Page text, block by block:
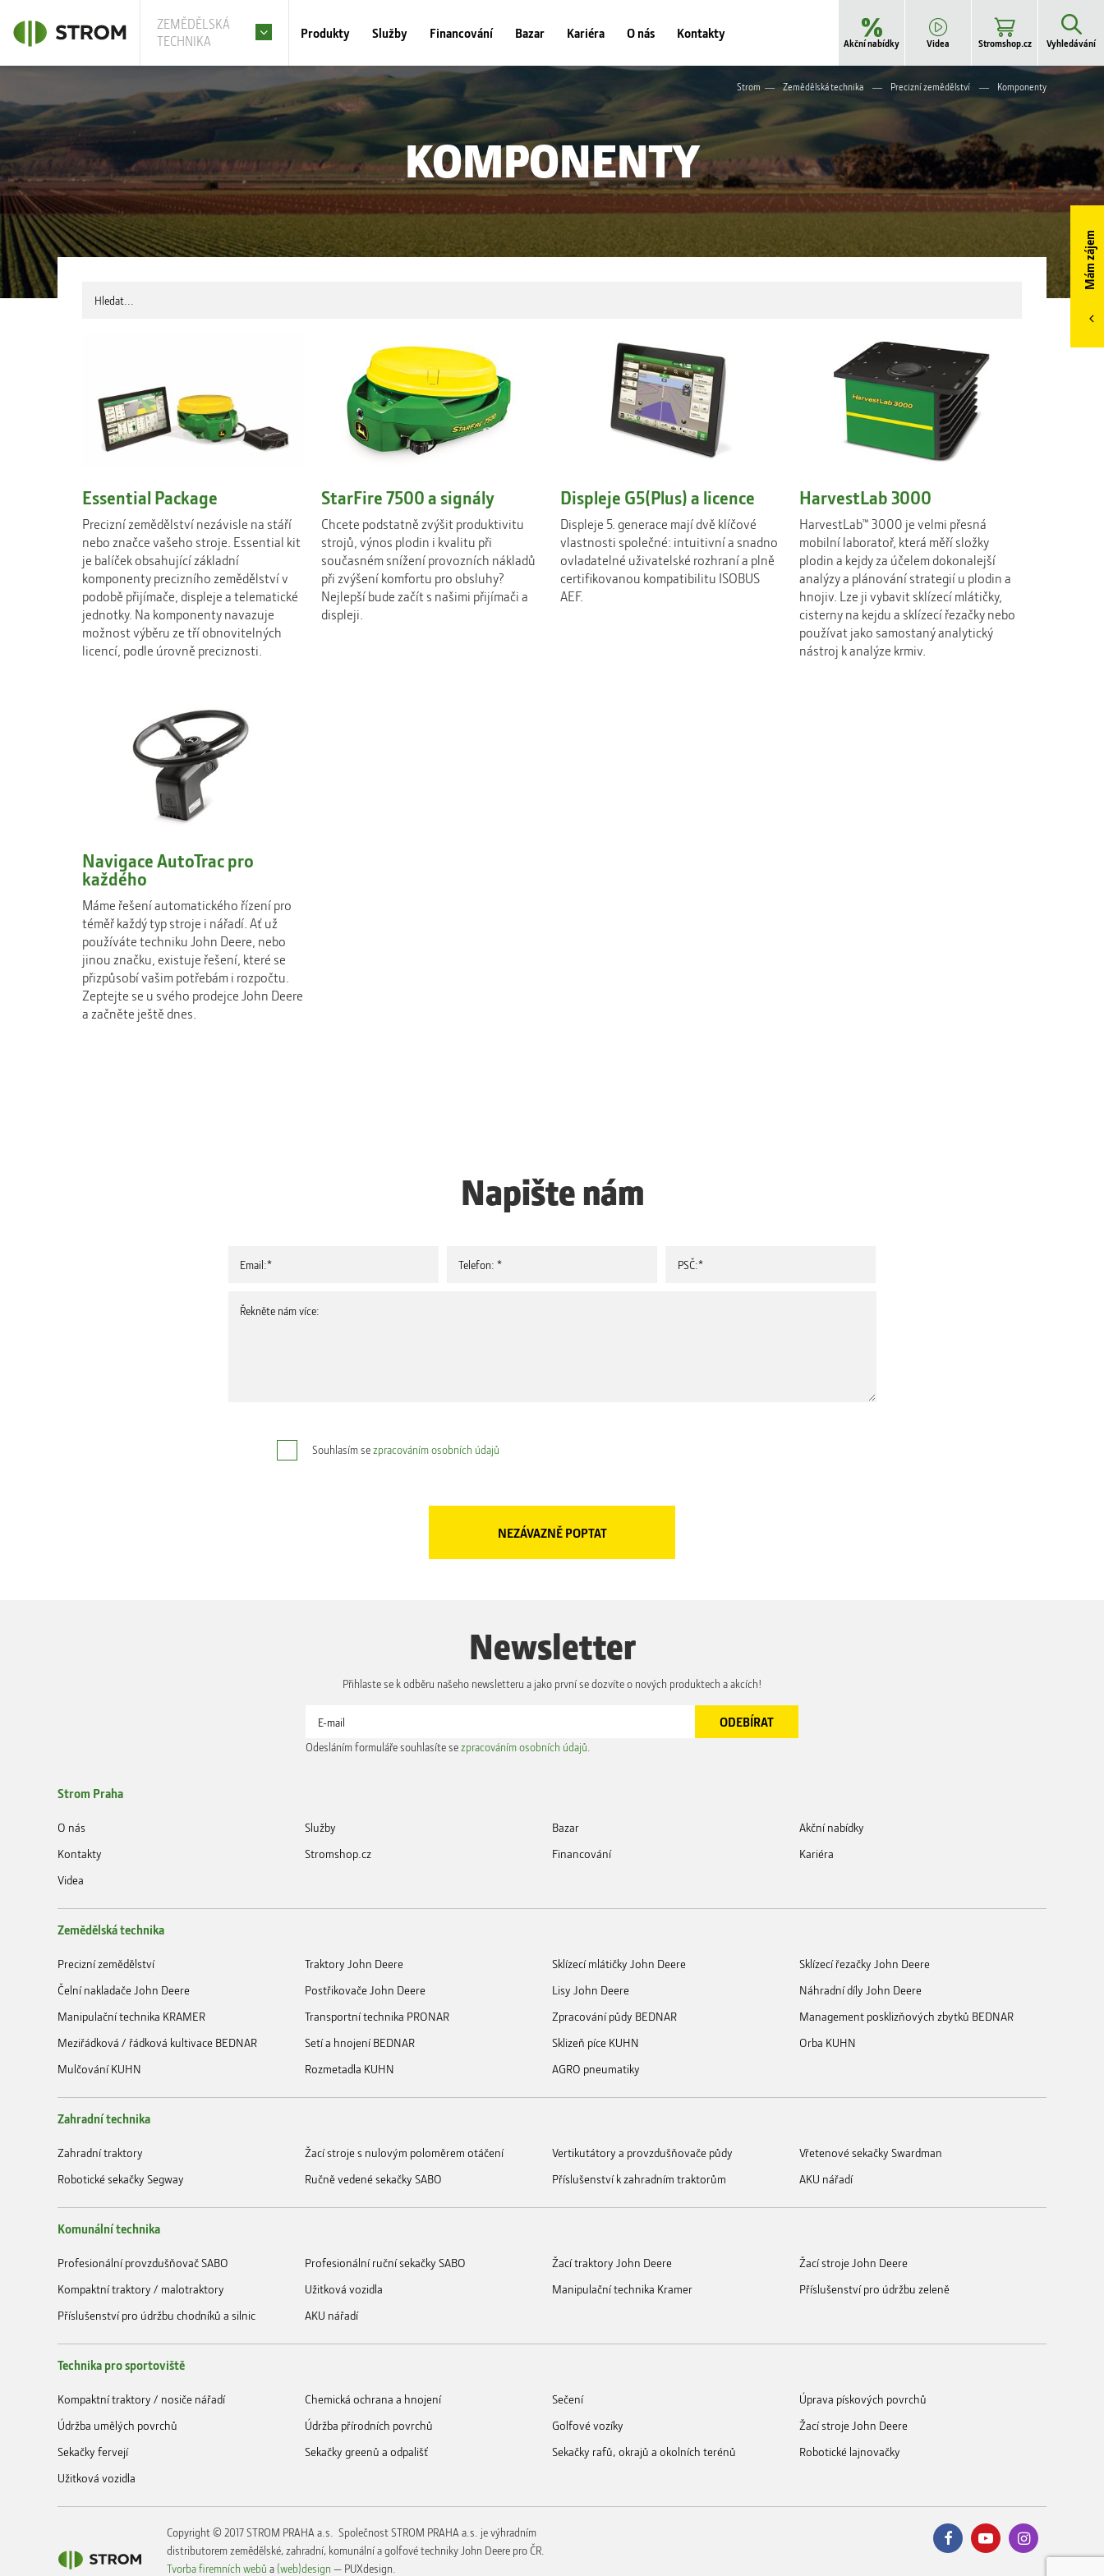
ZEMĚDĚLSKÁ
TECHNIKA
Produkty Služby Financování Bazar Kariéra O nás Kontakty
Akční nabídky Videa Stromshop.cz
STROM B2B -
Pneumatiky
STROM B2B -
Náhradní díly
Vyhledávání
Strom Zemědělská technika Precizní zemědělství Komponenty
KOMPONENTY
Essential Package
Precizní zemědělství nezávisle na stáří
nebo značce vašeho stroje. Essential kit
je balíček obsahující základní
komponenty precizního zemědělství v
podobě přijímače, displeje a telematické
jednotky. Na komponenty navazuje
možnost výběru ze tří obnovitelných
licencí, podle úrovně preciznosti.
StarFire 7500 a signály
Chcete podstatně zvýšit produktivitu
strojů, výnos plodin i kvalitu při
současném snížení provozních nákladů
při zvýšení komfortu pro obsluhy?
Nejlepší bude začít s našimi přijímači a
displeji.
Displeje G5(Plus) a licence
Displeje 5. generace mají dvě klíčové
vlastnosti společné: intuitivní a snadno
ovladatelné uživatelské rozhraní a plně
certifikovanou kompatibilitu ISOBUS
AEF.
HarvestLab 3000
HarvestLab™ 3000 je velmi přesná
mobilní laboratoř, která měří složky
plodin a kejdy za účelem dokonalejší
analýzy a plánování strategií u plodin a
hnojiv. Lze ji vybavit sklízecí mlátičky,
cisterny na kejdu a sklízecí řezačky nebo
používat jako samostaný analytický
nástroj k analýze krmiv.
Navigace AutoTrac pro
každého
Máme řešení automatického řízení pro
téměř každý typ stroje i nářadí. Ať už
používáte techniku John Deere, nebo
jinou značku, existuje řešení, které se
přizpůsobí vašim potřebám i rozpočtu.
Zeptejte se u svého prodejce John Deere
a začněte ještě dnes.
Napište nám
Souhlasím sezpracováním osobních údajů
Mám zájem
Newsletter
Přihlaste se k odběru našeho newsletteru a jako první se dozvíte o nových produktech a akcích!
Odesláním formuláře souhlasíte sezpracováním osobních údajů
Strom Praha
O nás Služby Bazar
Akční nabídky
Kontakty
Stromshop.cz Financování
Kariéra
Videa
Zemědělská technika
Precizní zemědělství Traktory John Deere Sklízecí mlátičky John Deere
Sklízecí řezačky John Deere
Čelní nakladače John Deere
Postřikovače John Deere Lisy John Deere
Náhradní díly John Deere
Manipulační technika KRAMER
Transportní technika PRONAR Zpracování půdy BEDNAR
Management posklizňových zbytků BEDNAR
Meziřádková / řádková kultivace BEDNAR
Setí a hnojení BEDNAR Sklizeň píce KUHN
Orba KUHN
Mulčování KUHN
Rozmetadla KUHN AGRO pneumatiky
Zahradní technika
Zahradní traktory Žací stroje s nulovým poloměrem otáčení Vertikutátory a provzdušňovače půdy
Vřetenové sekačky Swardman
Robotické sekačky Segway
Ručně vedené sekačky SABO Příslušenství k zahradním traktorům AKU nářadí
Komunální technika
Profesionální provzdušňovač SABO Profesionální ruční sekačky SABO Žací traktory John Deere
Žací stroje John Deere
Kompaktní traktory / malotraktory
Užitková vozidla Manipulační technika Kramer
Příslušenství pro údržbu zeleně
Příslušenství pro údržbu chodníků a silnic
AKU nářadí
Technika pro sportoviště
Kompaktní traktory / nosiče nářadí Chemická ochrana a hnojení Sečení
Úprava pískových povrchů
Údržba umělých povrchů
Údržba přírodních povrchů Golfové vozíky
Žací stroje John Deere
Sekačky fervejí
Sekačky greenů a odpališť Sekačky rafů, okrajů a okolních terénů
Robotické lajnovačky
Užitková vozidla
Copyright © 2017 STROM PRAHA a.s. Společnost STROM PRAHA a.s. je výhradním
distributorem zemědělské, zahradní, komunální a golfové techniky John Deere pro ČR.
Tvorba firemních webů a (web)design — PUXdesign.